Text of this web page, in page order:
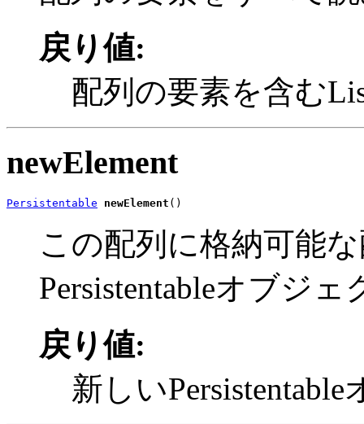
戻り値:
配列の要素を含む
newElement
Persistentable newElement ()
この配列に格納可能
Persistentableオブジ
戻り値:
新しい